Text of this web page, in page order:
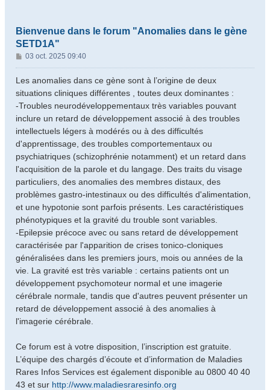
Bienvenue dans le forum "Anomalies dans le gène
SETD1A"
M
e
s
g
e
03 oct. 2025 09:40
Les anomalies dans ce gène sont à l’origine de deux
situations cliniques différentes , toutes deux dominantes :
-Troubles neurodéveloppementaux très variables pouvant
inclure un retard de développement associé à des troubles
intellectuels légers à modérés ou à des difficultés
d'apprentissage, des troubles comportementaux ou
psychiatriques (schizophrénie notamment) et un retard dans
l'acquisition de la parole et du langage. Des traits du visage
particuliers, des anomalies des membres distaux, des
problèmes gastro-intestinaux ou des difficultés d'alimentation,
et une hypotonie sont parfois présents. Les caractéristiques
phénotypiques et la gravité du trouble sont variables.
-Epilepsie précoce avec ou sans retard de développement
caractérisée par l'apparition de crises tonico-cloniques
généralisées dans les premiers jours, mois ou années de la
vie. La gravité est très variable : certains patients ont un
développement psychomoteur normal et une imagerie
cérébrale normale, tandis que d'autres peuvent présenter un
retard de développement associé à des anomalies à
l'imagerie cérébrale.
Ce forum est à votre disposition, l’inscription est gratuite.
L’équipe des chargés d’écoute et d’information de Maladies
Rares Infos Services est également disponible au 0800 40 40
43 et sur http://www.maladiesraresinfo.org